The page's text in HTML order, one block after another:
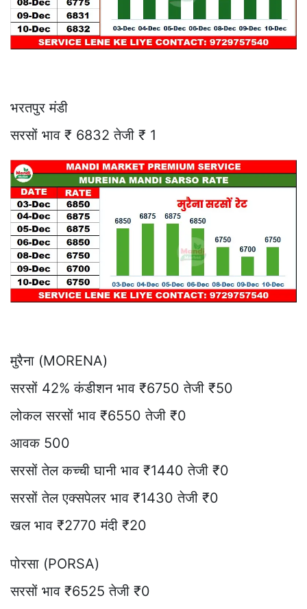
भरतपुर मंडी
सरसों भाव ₹ 6832 तेजी ₹ 1
मुरैना (MORENA)
सरसों 42% कंडीशन भाव ₹6750 तेजी ₹50
लोकल सरसों भाव ₹6550 तेजी ₹0
आवक 500
सरसों तेल कच्ची घानी भाव ₹1440 तेजी ₹0
सरसों तेल एक्सपेलर भाव ₹1430 तेजी ₹0
खल भाव ₹2770 मंदी ₹20
पोरसा (PORSA)
सरसों भाव ₹6525 तेजी ₹0